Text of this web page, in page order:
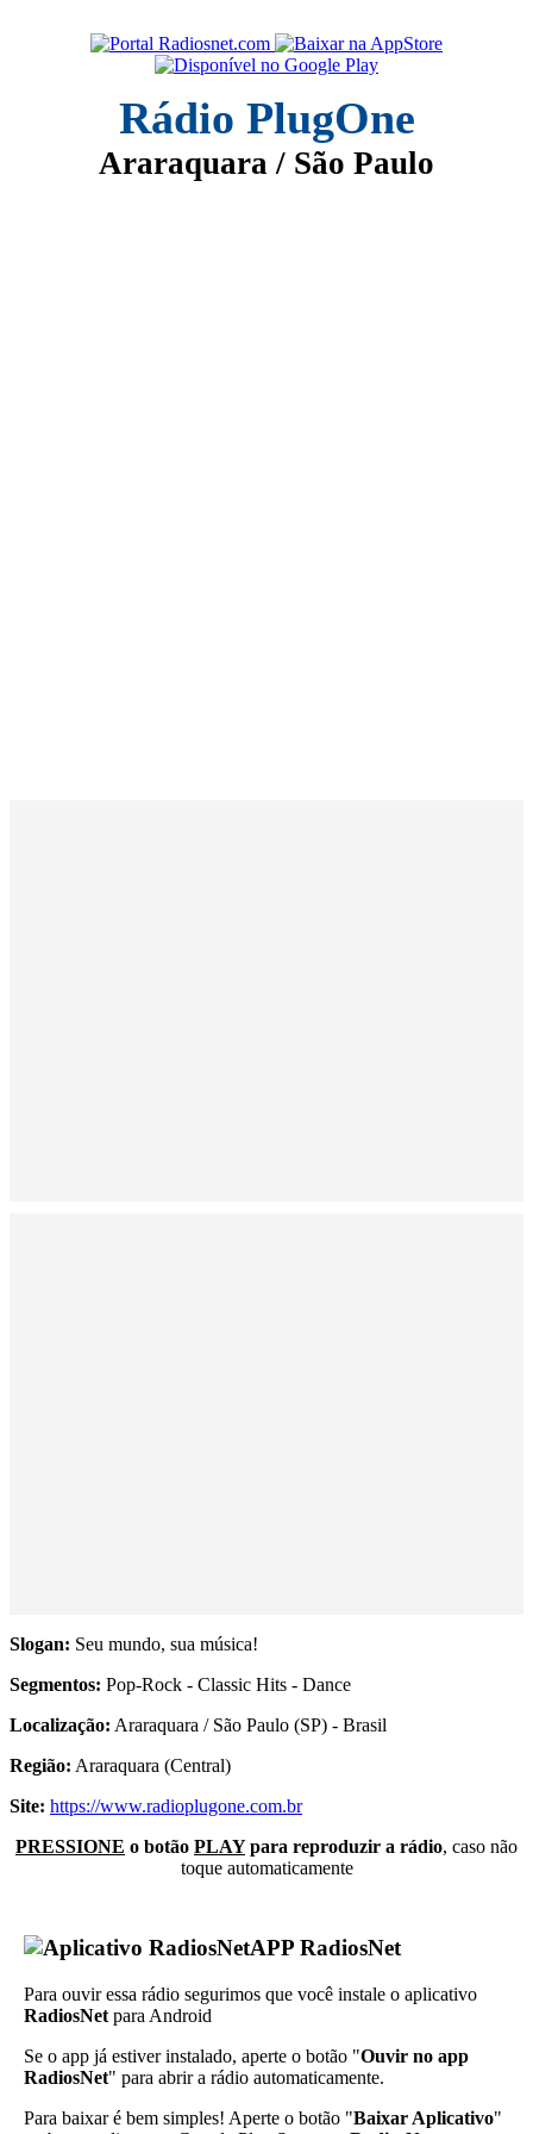
Rádio PlugOne
Araraquara / São Paulo
Slogan: Seu mundo, sua música!
Segmentos: Pop-Rock - Classic Hits - Dance
Localização: Araraquara / São Paulo (SP) - Brasil
Região: Araraquara (Central)
Site: https://www.radioplugone.com.br
PRESSIONE o botão PLAYpara reproduzir a rádio, caso não
toque automaticamente
APP RadiosNet
Para ouvir essa rádio segurimos que você instale o aplicativo
RadiosNet para Android
Se o app já estiver instalado, aperte o botão "Ouvir no app
RadiosNet" para abrir a rádio automaticamente.
Para baixar é bem simples! Aperte o botão "Baixar Aplicativo"